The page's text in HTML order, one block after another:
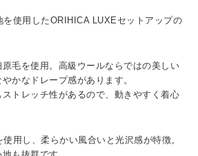
使用したORIHICA LUXEセットアップの
毛を使用。高級ウールならではの美しい
かなドレープ感があります。
トレッチ性があるので、動きやすく着心
用し、柔らかい風合いと光沢感が特徴。
も抜群です。